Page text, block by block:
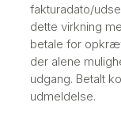
fakturadato/
dette virkning
betale for
der alene
udgang. Betalt
udmeldelse.